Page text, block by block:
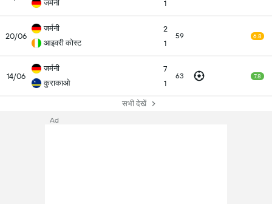
जर्मनी
1
20/06
जर्मनी
आइवरी कोस्ट
2
1
59 6.8
14/06
जर्मनी
कुराकाओ
7
1
63 7.8
सभी देखें
Ad